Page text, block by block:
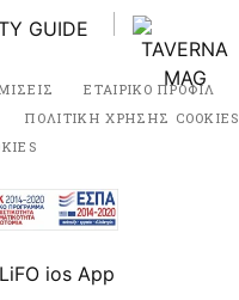
ΕΤΑΙΡΙΚΟ ΠΡΟΦΙΛ
ΠΟΛΙΤΙΚΗ ΧΡΗΣΗΣ COOKIES